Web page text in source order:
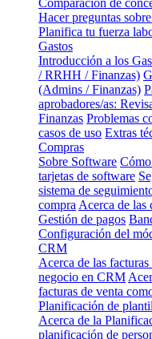
Hacer preguntas
Planifica tu fuerza
Gastos
Introducción a los
/ RRHH / Finanzas)
(Admins / Finanzas)
aprobadores/as:
Finanzas Problemas
casos de uso Extras
Compras
Sobre Software
tarjetas de software
sistema de
compra Acerca de las
Gestión de pagos
Configuración del
CRM
Acerca de las facturas
negocio en CRM
facturas de venta
Planificación de
Acerca de la
planificación de